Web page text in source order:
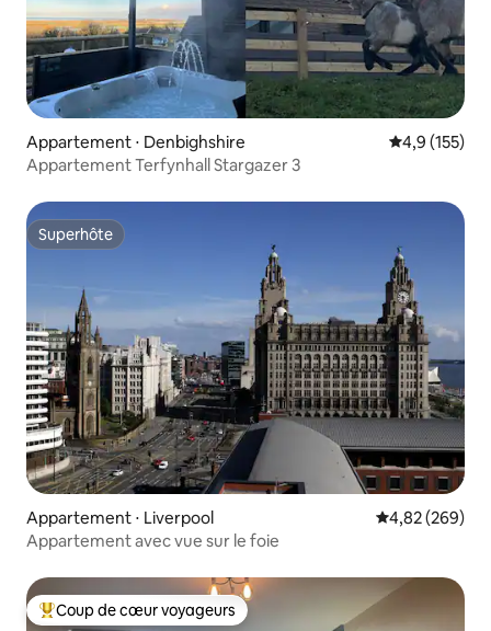
Appartement ⋅ Denbighshire Évaluation
4,9 (155)
Appartement Terfynhall Stargazer 3
Superhôte
Superhôte
Appartement ⋅ Liverpool Évaluation
4,82 (269)
Appartement avec vue sur le foie
Coups de cœur voyageurs les plus appréciés
Coup de cœur voyageurs